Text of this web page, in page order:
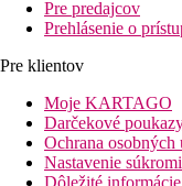
Pre predajcov
Prehlásenie o
Pre klientov
Moje KARTAGO
Darčekové
Ochrana osobných
Nastavenie
Dôležité informácie